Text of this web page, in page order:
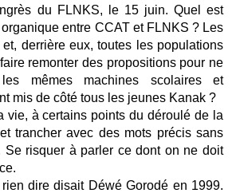
du FLNKS, le 15 juin. Quel est
entre CCAT et FLNKS ? Les
derrière eux, toutes les populations
remonter des propositions pour ne
mêmes machines scolaires et
mis de côté tous les jeunes Kanak ?
vie, à certains points du déroulé de la
trancher avec des mots précis sans
Se risquer à parler ce dont on ne doit
dire disait Déwé Gorodé en 1999.